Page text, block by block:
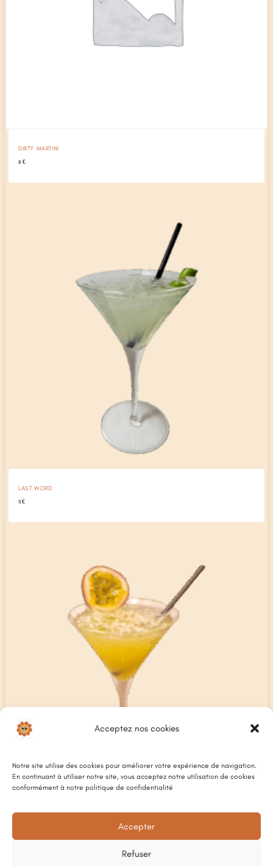
Acceptez nos cookies
Notre site utilise des cookies pour améliorer votre expérience de navigation.
En continuant à utiliser notre site, vous acceptez notre utilisation de cookies
conformément à notre politique de confidentialité
Accepter
Refuser
DIRTY MARTINI
8 €
LAST WORD
11 €
12€